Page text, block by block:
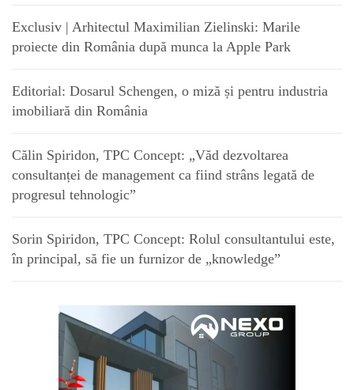
Exclusiv | Arhitectul Maximilian Zielinski: Marile
proiecte din România după munca la Apple Park
Editorial: Dosarul Schengen, o miză și pentru industria
imobiliară din România
Călin Spiridon, TPC Concept: „Văd dezvoltarea
consultanței de management ca fiind strâns legată de
progresul tehnologic”
Sorin Spiridon, TPC Concept: Rolul consultantului este,
în principal, să fie un furnizor de „knowledge”